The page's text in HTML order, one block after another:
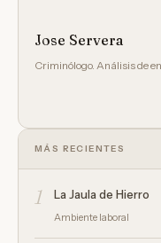
Jose Servera
Criminólogo. Análisis de
MÁS RECIENTES
1 La Jaula de Hierro
Ambiente laboral